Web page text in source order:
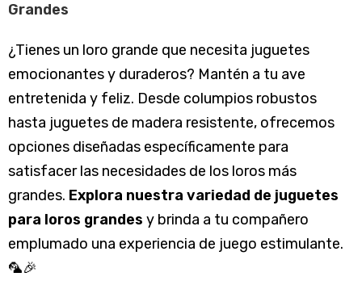
Grandes
¿Tienes un loro grande que necesita juguetes
emocionantes y duraderos? Mantén a tu ave
entretenida y feliz. Desde columpios robustos
hasta juguetes de madera resistente, ofrecemos
opciones diseñadas específicamente para
satisfacer las necesidades de los loros más
grandes. Explora nuestra variedad de juguetes
para loros grandes y brinda a tu compañero
emplumado una experiencia de juego estimulante.
🦜🎉